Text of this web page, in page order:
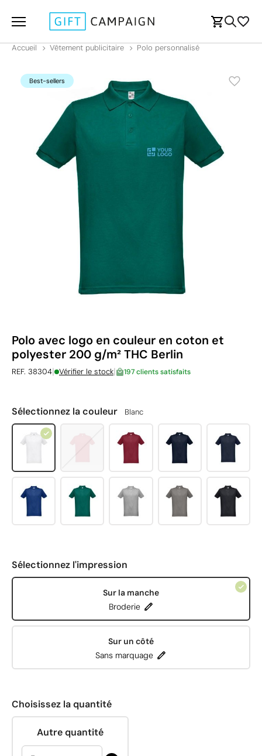
Accueil Vêtement publicitaire Polo personnalisé
Best-sellers
Polo avec logo en couleur en coton et
polyester 200 g/m² THC Berlin
REF. 38304| Vérifier le stock| 197 clients satisfaits
Sélectionnez la couleur Blanc
Sélectionnez l'impression
Sur la manche
Broderie
Sur un côté
Sans marquage
Choisissez la quantité
Autre quantité